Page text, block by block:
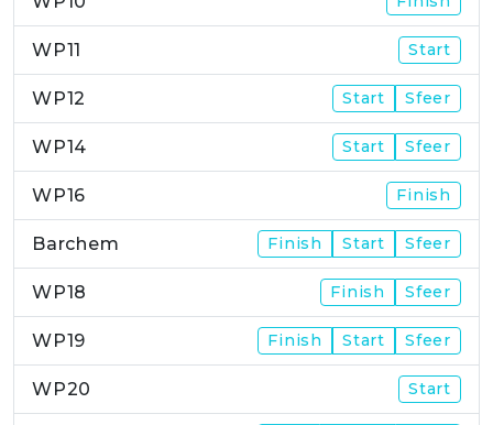
WP11 Start
WP12 Start Sfeer
WP14 Start Sfeer
WP16 Finish
Barchem Finish Start Sfeer
WP18 Finish Sfeer
WP19 Finish Start Sfeer
WP20 Start